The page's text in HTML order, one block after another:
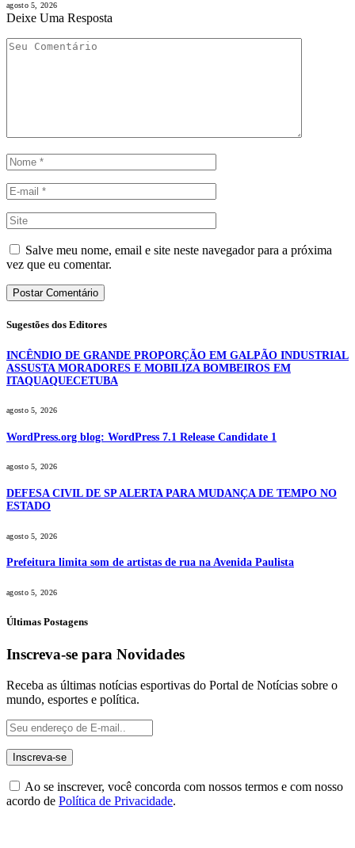
agosto 5, 2026
Deixe Uma Resposta
Salve meu nome, email e site neste navegador para a próxima
vez que eu comentar.
Sugestões dos Editores
INCÊNDIO DE GRANDE PROPORÇÃO EM GALPÃO INDUSTRIAL
ASSUSTA MORADORES E MOBILIZA BOMBEIROS EM
ITAQUAQUECETUBA
agosto 5, 2026
WordPress.org blog: WordPress 7.1 Release Candidate 1
agosto 5, 2026
DEFESA CIVIL DE SP ALERTA PARA MUDANÇA DE TEMPO NO
ESTADO
agosto 5, 2026
Prefeitura limita som de artistas de rua na Avenida Paulista
agosto 5, 2026
Últimas Postagens
Inscreva-se para Novidades
Receba as últimas notícias esportivas do Portal de Notícias sobre o
mundo, esportes e política.
Ao se inscrever, você concorda com nossos termos e com nosso
acordo de Política de Privacidade.